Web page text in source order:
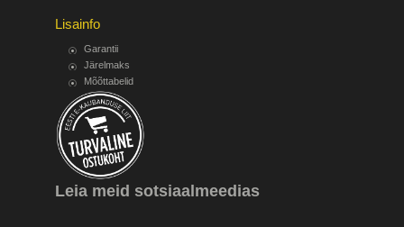
Lisainfo
Garantii
Järelmaks
Mõõttabelid
Leia meid sotsiaalmeedias